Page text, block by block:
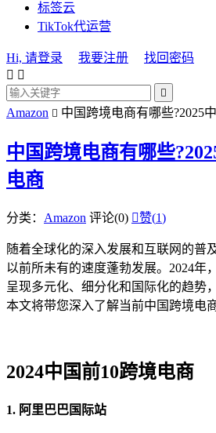
标签云
TikTok代运营
Hi, 请登录 我要注册
找回密码
 

Amazon  中国跨境电商有哪些?2025
中国跨境电商有哪些
电商
分类： Amazon 评论(0) 赞(1)
随着全球化的深入发展和互联网的普
以前所未有的速度蓬勃发展。2024年
呈现多元化、细分化和国际化的趋势
本文将带您深入了解当前中国跨境电
2024中国前10跨境电商
1. 阿里巴巴国际站